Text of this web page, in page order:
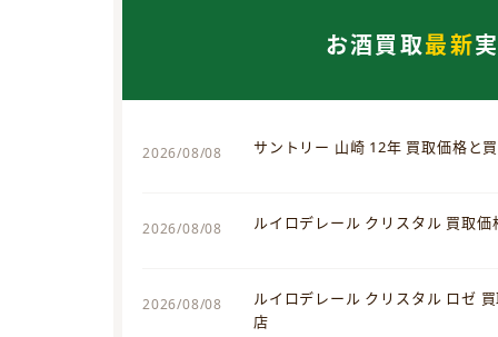
お酒買取最新
2026/08/08 サントリー 山崎 12年 買取価格と
2026/08/08 ルイロデレール クリスタル 買取
2026/08/08
ルイロデレール クリスタル ロゼ
店